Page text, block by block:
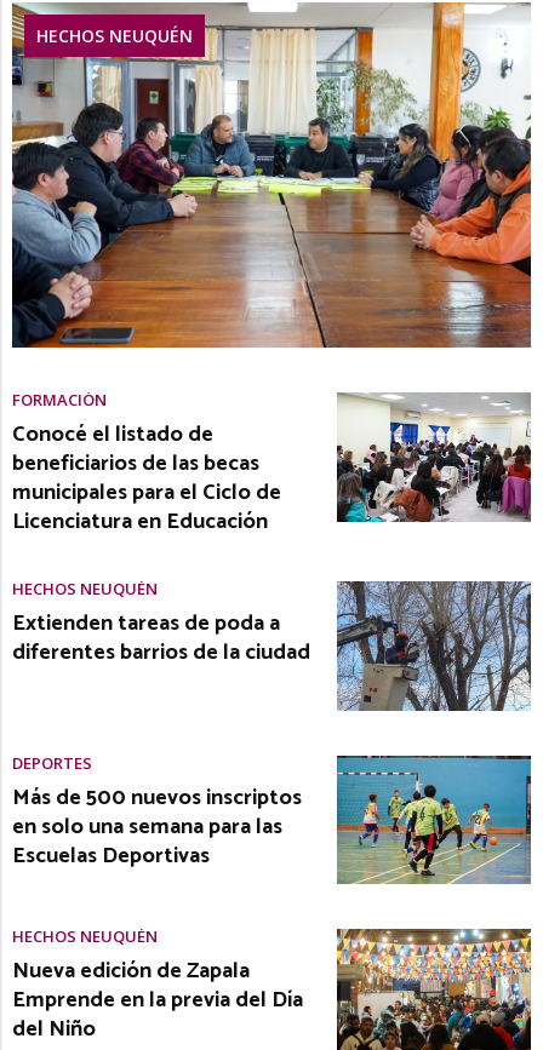
HECHOS NEUQUÉN
FORMACIÓN
Conocé el listado de
beneficiarios de las becas
municipales para el Ciclo de
Licenciatura en Educación
HECHOS NEUQUÉN
Extienden tareas de poda a
diferentes barrios de la ciudad
DEPORTES
Más de 500 nuevos inscriptos
en solo una semana para las
Escuelas Deportivas
HECHOS NEUQUÉN
Nueva edición de Zapala
Emprende en la previa del Día
del Niño